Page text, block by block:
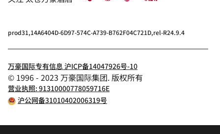
prod31,14A6404D-6D97-574C-A739-B762F04C721D,rel-R24.9.4
万豪国际专有信息 沪ICP备14047926号-10
© 1996 - 2023 万豪国际集团. 版权所有
营业执照: 91310000778059716E
沪公网备31010402006319号